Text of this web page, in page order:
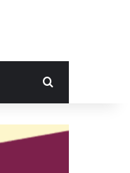
Search for